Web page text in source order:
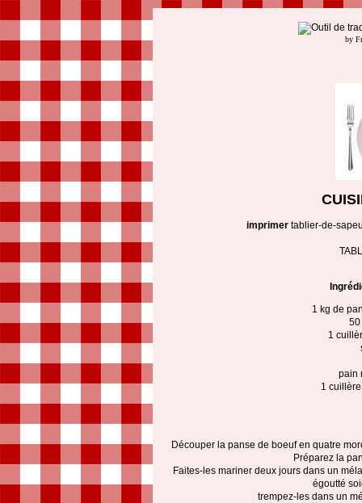
by
imprimer tablier-de-
1 kg de
50
1
pain
1
Découper la panse de boeuf en quatre
Préparez la
Faites-les mariner deux jours dans un
égoutté
trempez-les dans un